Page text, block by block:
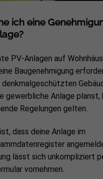
ich eine
PV-Anlagen auf
Baugenehmigung
denkmalgeschützten
gewerbliche Anlage planst,
Regelungen gelten.
dass deine Anlage im
lässt sich unkompliziert
vornehmen.